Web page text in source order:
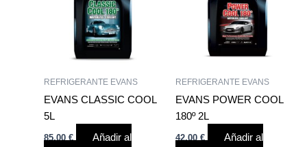
REFRIGERANTE EVANS
EVANS CLASSIC COOL
5L
85,00 €
Añadir al
REFRIGERANTE EVANS
EVANS POWER COOL
180º 2L
42,00 €
Añadir al